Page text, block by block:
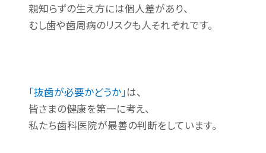
親知らずの生え方には個人差があり、
むし歯や歯周病のリスクも人それぞれです。
「抜歯が必要かどうか」 は、
皆さまの健康を第一に考え、
私たち歯科医院が最善の判断をしています。